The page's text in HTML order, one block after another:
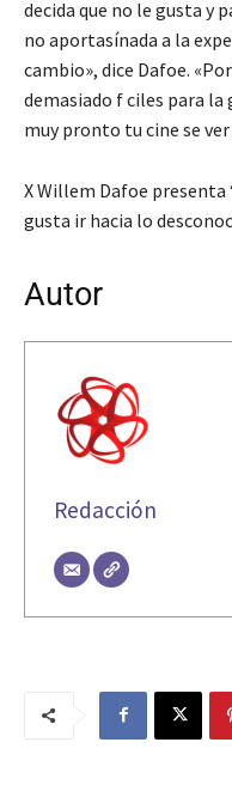
decida que no le gusta y
no aportasínada a la
cambio», dice Dafoe.
demasiado f ciles para la
muy pronto tu cine se
X Willem Dafoe presenta
gusta ir hacia lo
Autor
Redacción